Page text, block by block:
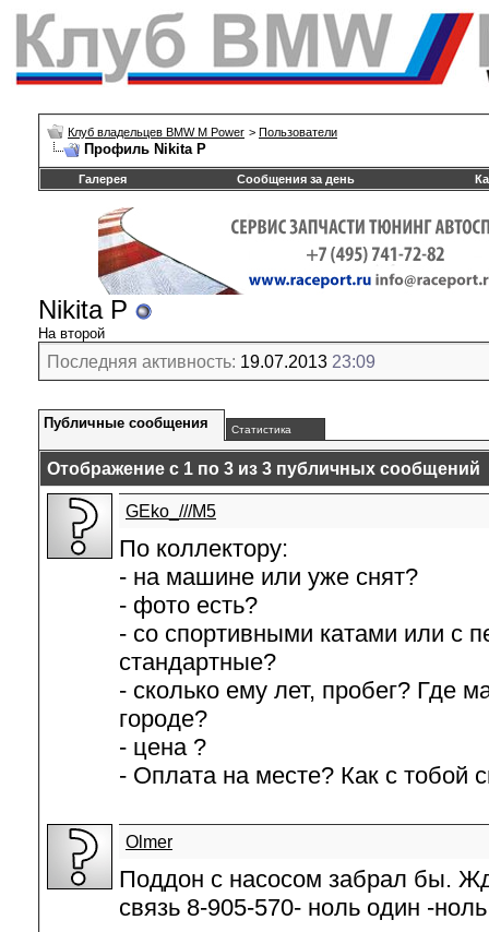
Клуб владельцев BMW M Power > Пользователи
Профиль Nikita P
Галерея Сообщения за день
Nikita P
На второй
Последняя активность: 19.07.2013 23:09
Публичные сообщения Статистика
Отображение с 1 по 3 из 3 публичных сообщений
GEko_///M5
По коллектору:
- на машине или уже снят?
- фото есть?
- со спортивными катами или с
стандартные?
- сколько ему лет, пробег? Где
городе?
- цена ?
- Оплата на месте? Как с тобой
Olmer
Поддон с насосом забрал бы.
связь 8-905-570- ноль один -